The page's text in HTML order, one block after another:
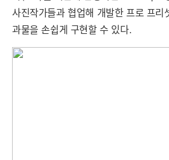
사진작가들과 협업해 개발한 프로 프리
과물을 손쉽게 구현할 수 있다.